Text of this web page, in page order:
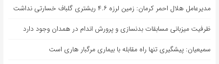
مدیرعامل هلال احمر کرمان: زمین لرزه ۴.۶ ریشتری گلباف خسارتی نداشت
ظرفیت میزبانی مسابقات بدنسازی و پرورش اندام در همدان وجود دارد
سمیعیان: پیشگیری تنها راه مقابله با بیماری مرگبار هاری است